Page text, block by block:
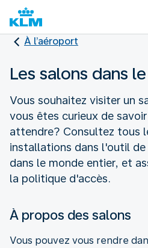
À l’aéroport
Les salons dans
Vous souhaitez visiter un
vous êtes curieux de
attendre? Consultez tous
installations dans l'outil de
dans le monde entier, et
la politique d'accès.
À propos des salons
Vous pouvez vous rendre